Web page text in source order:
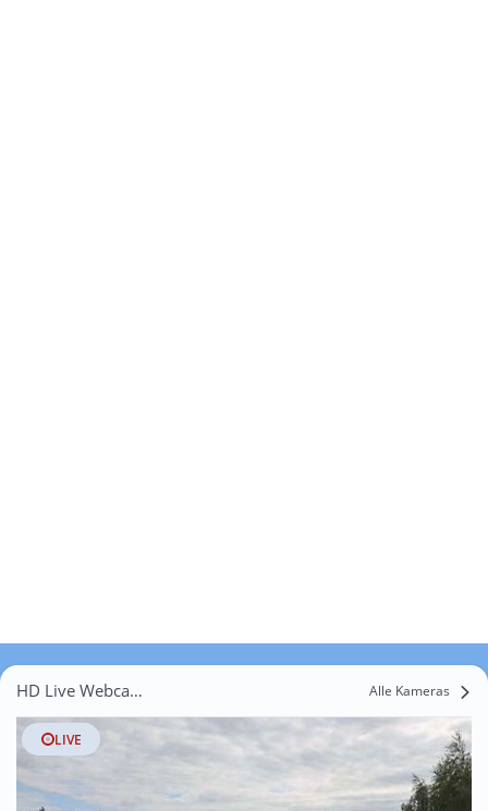
HD Live Webcams Salzgitter Alle Kameras
LIVE